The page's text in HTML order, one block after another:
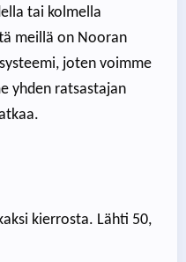
tai kolmella
meillä on Nooran
joten voimme
yhden ratsastajan
kierrosta. Lähti 50,